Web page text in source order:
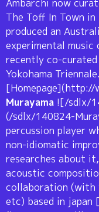
Ambarchi now
The Toff In Town
produced an
experimental music
recently co-
Yokohama
[Homepage](http://
Murayama![/sdlx/
(/sdlx/140824-
percussion player
non-idiomatic
researches about
acoustic
collaboration (with
etc) based in japan